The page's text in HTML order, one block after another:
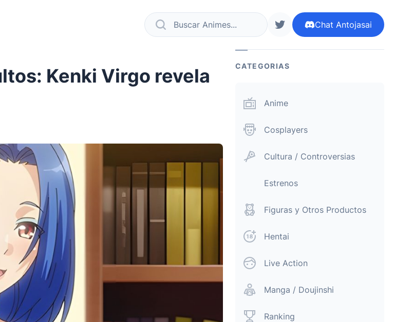
buscar ahora siguenos en twitter
Chat Antojasai
Kenki Virgo revela
CATEGORIAS
Anime
Cosplayers
Cultura / Controversias
Estrenos
Figuras y Otros Productos
Hentai
Live Action
Manga / Doujinshi
Ranking